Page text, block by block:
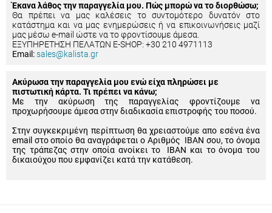
Έκανα λάθος την παραγγελία μου. Πώς μπορώ να το διορθώσω;
Θα πρέπει να μας καλέσεις το συντομότερο δυνατόν στο
κατάστημα και να μας ενημερώσεις ή να επικοινωνήσεις μαζί
μας μέσω e-mail ώστε να το φροντίσουμε άμεσα.
ΕΞΥΠΗΡΕΤΗΣΗ ΠΕΛΑΤΩΝ E-SHOP: +30 210 4971113
Email:sales@kalista.gr
Ακύρωσα την παραγγελία μου ενώ είχα πληρώσει με
πιστωτική κάρτα. Τι πρέπει να κάνω;
Με την ακύρωση της παραγγελίας φροντίζουμε να
προχωρήσουμε άμεσα στην διαδικασία επιστροφής του ποσού.
Στην συγκεκριμένη περίπτωση θα χρειαστούμε απο εσένα ένα
email στο οποίο θα αναγράφεται ο Αριθμός IBAN σου, το όνομα
της τράπεζας στην οποία ανοίκει το IBAN και το όνομα του
δικαιούχου που εμφανίζει κατά την κατάθεση.